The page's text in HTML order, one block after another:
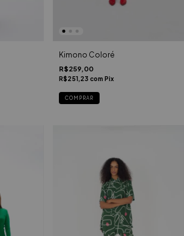
Kimono Coloré
R$259,00
R$251,23 com Pix
COMPRAR